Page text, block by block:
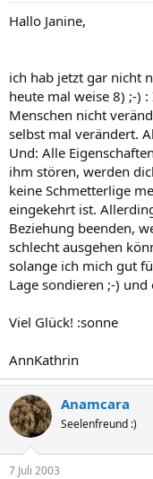
Hallo Janine,
ich hab jetzt gar nicht
heute mal weise 8) ;-)
Menschen nicht
selbst mal verändert.
Und: Alle
ihm stören, werden
keine Schmetterlige
eingekehrt ist.
Beziehung beenden,
schlecht ausgehen
solange ich mich gut
Lage sondieren ;-)
Viel Glück! :sonne
AnnKathrin
Anamcara
Seelenfreund :)
7 Juli 2003